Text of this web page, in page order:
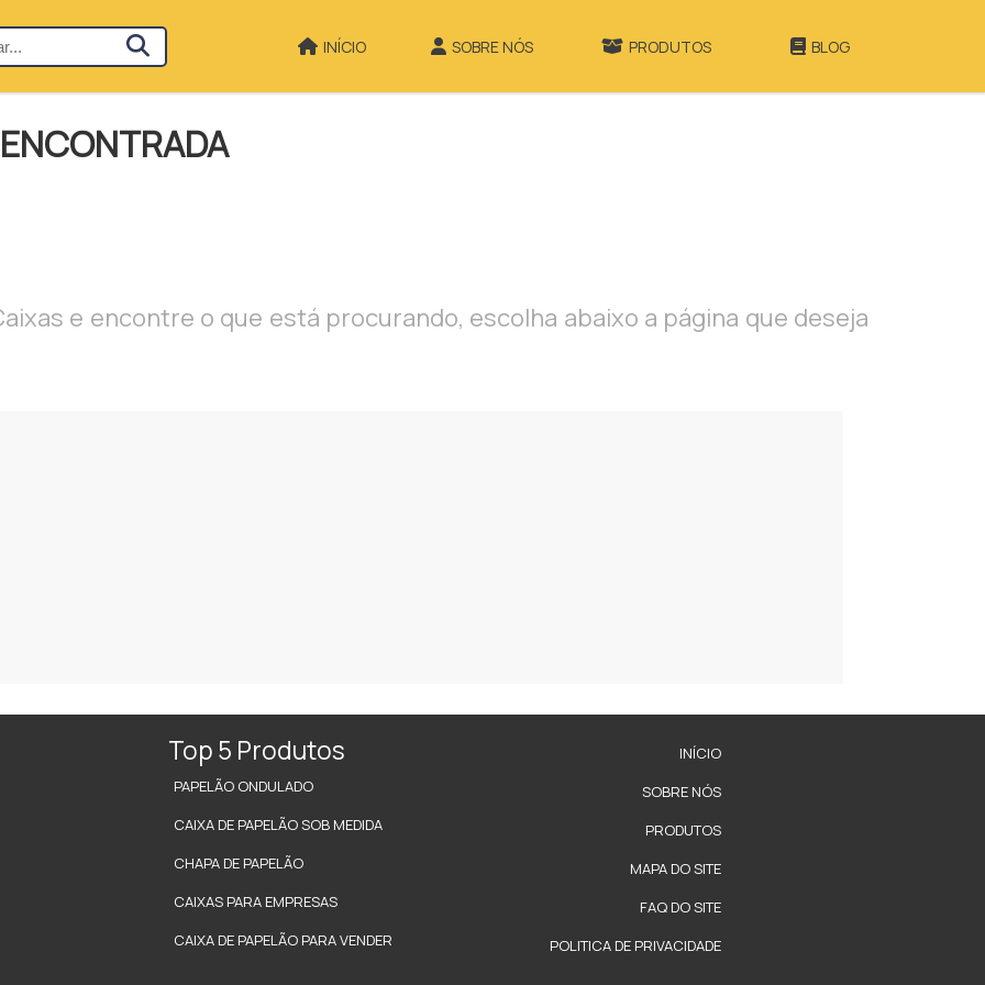
INÍCIO SOBRE NÓS PRODUTOS BLOG
e encontre o que está procurando, escolha abaixo a página que deseja
Top 5 Produtos
PAPELÃO ONDULADO
CAIXA DE PAPELÃO SOB MEDIDA
CHAPA DE PAPELÃO
CAIXAS PARA EMPRESAS
CAIXA DE PAPELÃO PARA VENDER
INÍCIO
SOBRE NÓS
PRODUTOS
MAPA DO SITE
FAQ DO SITE
POLITICA DE PRIVACIDADE